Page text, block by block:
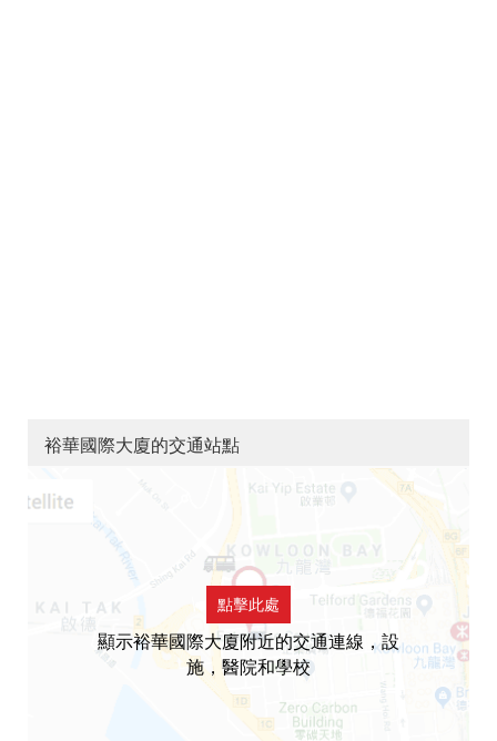
裕華國際大廈的交通站點
點擊此處
顯示裕華國際大廈附近的交通連線，設
施，醫院和學校